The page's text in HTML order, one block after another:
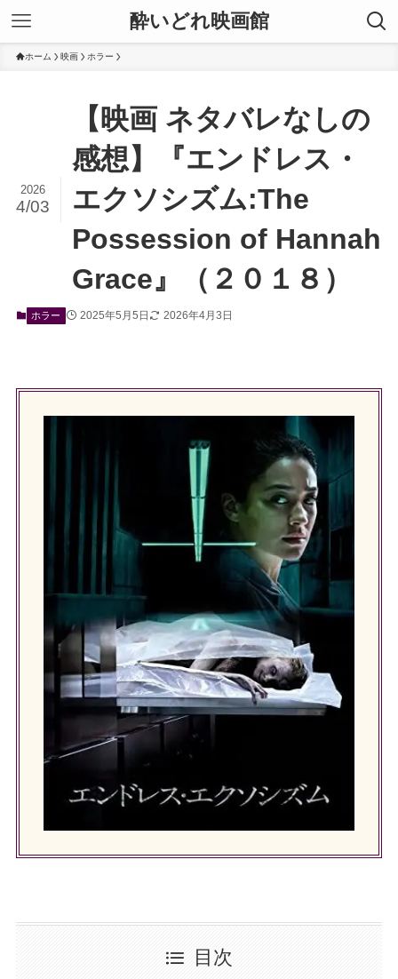
酔いどれ映画館
ホーム 映画 ホラー
【映画 ネタバレなしの
感想】『エンドレス・
エクソシズム:The
Possession of Hannah
Grace』（２０１８）
2026
4/03
ホラー 2025年5月5日 2026年4月3日
目次